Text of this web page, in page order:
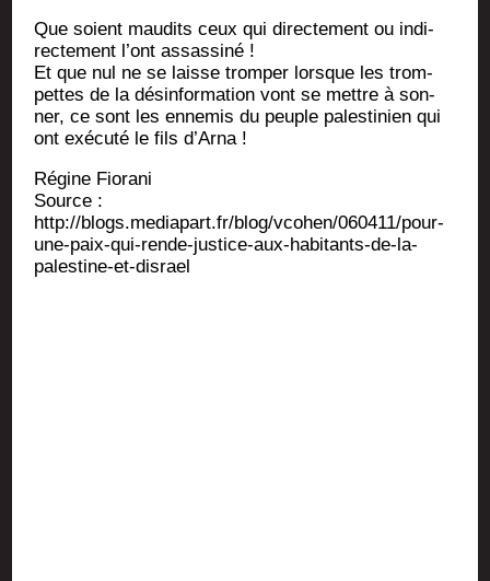
Que soient mau­dits ceux qui direc­te­ment ou indi­
rec­te­ment l’ont assassiné !
Et que nul ne se laisse trom­per lorsque les trom­
pettes de la dés­in­for­ma­tion vont se mettre à son­
ner, ce sont les enne­mis du peuple pales­ti­nien qui
ont exé­cu­té le fils d’Arna !
Régine Fio­ra­ni
Source :
http://blogs.mediapart.fr/blog/vcohen/060411/pour-
une-paix-qui-rende-justice-aux-habitants-de-la-
palestine-et-disrael